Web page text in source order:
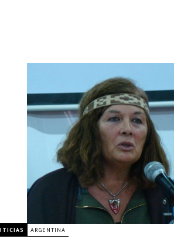
ARGENTINA